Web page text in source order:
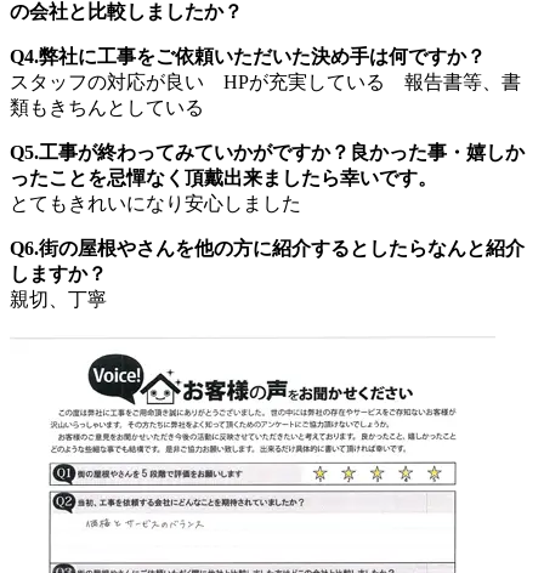
の会社と比較しましたか？
Q4.弊社に工事をご依頼いただいた決め手は何ですか？
スタッフの対応が良い HPが充実している 報告書等、書
類もきちんとしている
Q5.工事が終わってみていかがですか？良かった事・嬉しか
ったことを忌憚なく頂戴出来ましたら幸いです。
とてもきれいになり安心しました
Q6.街の屋根やさんを他の方に紹介するとしたらなんと紹介
しますか？
親切、丁寧